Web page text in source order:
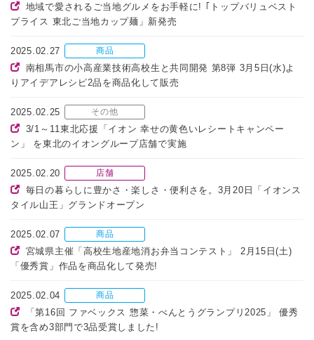
地域で愛されるご当地グルメをお手軽に! ｢トップバリュベスト
プライス 東北ご当地カップ麺」新発売
2025.02.27 商品
南相馬市の小高産業技術高校生と共同開発 第8弾 3月5日(水)よ
りアイデアレシピ2品を商品化して販売
2025.02.25 その他
3/1～11東北応援「イオン 幸せの黄色いレシートキャンペー
ン」 を東北のイオングループ店舗で実施
2025.02.20 店舗
毎日の暮らしに豊かさ・楽しさ・便利さを。3月20日「イオンス
タイル山王」グランドオープン
2025.02.07 商品
宮城県主催「高校生地産地消お弁当コンテスト」 2月15日(土)
「優秀賞」作品を商品化して発売!
2025.02.04 商品
「第16回 ファベックス 惣菜・べんとうグランプリ2025」 優秀
賞を含め3部門で3品受賞しました!